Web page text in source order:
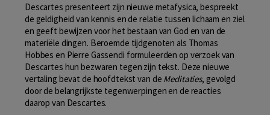
Descartes presenteert zijn nieuwe metafysica, bespreekt
de geldigheid van kennis en de relatie tussen lichaam en ziel
en geeft bewijzen voor het bestaan van God en van de
materiële dingen. Beroemde tijdgenoten als Thomas
Hobbes en Pierre Gassendi formuleerden op verzoek van
Descartes hun bezwaren tegen zijn tekst. Deze nieuwe
vertaling bevat de hoofdtekst van de Meditaties, gevolgd
door de belangrijkste tegenwerpingen en de reacties
daarop van Descartes.